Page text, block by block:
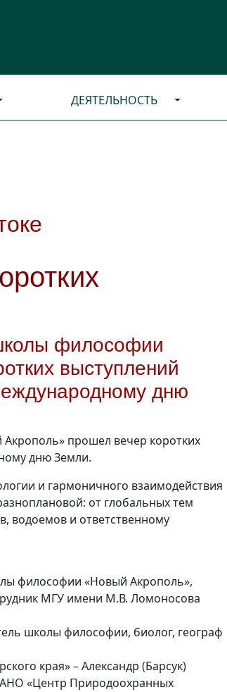
ДЕЯТЕЛЬНОСТЬ
философии
выступлений
дню
прошел вечер коротких
дню Земли.
и гармоничного взаимодействия
от глобальных тем
водоемов и ответственному
философии «Новый Акрополь»,
МГУ имени М.В. Ломоносова
школы философии, биолог, географ
края» – Александр (Барсук)
АНО «Центр Природоохранных